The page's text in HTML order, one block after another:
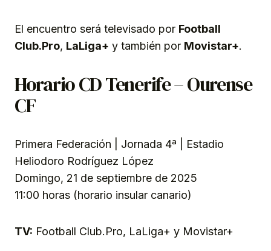
El encuentro será televisado por Football
Club.Pro, LaLiga+ y también por Movistar+.
Horario CD Tenerife – Ourense
CF
Primera Federación | Jornada 4ª | Estadio
Heliodoro Rodríguez López
Domingo, 21 de septiembre de 2025
11:00 horas (horario insular canario)
TV: Football Club.Pro, LaLiga+ y Movistar+